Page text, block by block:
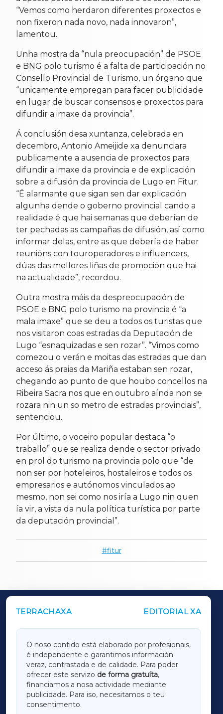
“Vemos como herdaron diferentes proxectos e
non fixeron nada novo, nada innovaron”,
lamentou.
Unha mostra da “nula preocupación” de PSOE
e BNG polo turismo é a falta de participación no
Consello Provincial de Turismo, un órgano que
“unicamente empregan para facer publicidade
en lugar de buscar consensos e proxectos para
difundir a imaxe da provincia”.
Á conclusión desa xuntanza, celebrada en
decembro, Antonio Ameijide xa denunciara
publicamente a ausencia de proxectos para
difundir a imaxe da provincia e de explicación
sobre a difusión da provincia de Lugo en Fitur.
“É alarmante que sigan sen dar explicación
algunha dende o goberno provincial cando a
realidade é que hai semanas que deberían de
ter pechadas as campañas de difusión, así como
informar delas, entre as que debería de haber
reunións con touroperadores e influencers,
dúas das mellores liñas de promoción que hai
na actualidade”, recordou.
Outra mostra máis da despreocupación de
PSOE e BNG polo turismo na provincia é “a
mala imaxe” que se deu a todos os turistas que
nos visitaron coas estradas da Deputación de
Lugo “esnaquizadas e sen rozar”. “Vimos como
comezou o verán e moitas das estradas que dan
acceso ás praias da Mariña estaban sen rozar,
chegando ao punto de que houbo concellos na
Ribeira Sacra nos que en outubro aínda non se
rozara nin un so metro de estradas provinciais”,
sentenciou.
Por último, o voceiro popular destaca “o
traballo” que se realiza dende o sector privado
en prol do turismo na provincia polo que “de
non ser por hoteleiros, hostaleiros e todos os
empresarios e autónomos vinculados ao
mesmo, non sei como nos iría a Lugo nin quen
ía vir, a vista da nula política turística por parte
da deputación provincial”.
fitur
TERRACHAXA EDITORIAL XA
O noso contido está elaborado por profesionais,
é independente e garantimos información
veraz, contrastada e de calidade. Para poder
ofrecer este servizo de forma gratuíta,
financiamos a nosa actividade mediante
publicidade. Para iso, necesitamos o teu
consentimento.
OUTROS PERIÓDICOS
LUGOXA
TERRACHAXA